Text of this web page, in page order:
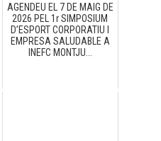
AGENDEU EL 7 DE MAIG DE
2026 PEL 1r SIMPOSIUM
D’ESPORT CORPORATIU I
EMPRESA SALUDABLE A
INEFC MONTJU...